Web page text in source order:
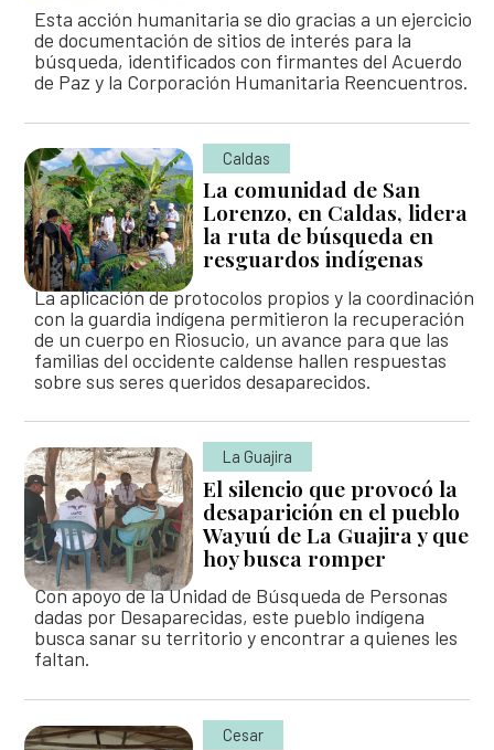
Esta acción humanitaria se dio gracias a un ejercicio
de documentación de sitios de interés para la
búsqueda, identificados con firmantes del Acuerdo
de Paz y la Corporación Humanitaria Reencuentros.
Caldas
La comunidad de San
Lorenzo, en Caldas, lidera
la ruta de búsqueda en
resguardos indígenas
La aplicación de protocolos propios y la coordinación
con la guardia indígena permitieron la recuperación
de un cuerpo en Riosucio, un avance para que las
familias del occidente caldense hallen respuestas
sobre sus seres queridos desaparecidos.
La Guajira
El silencio que provocó la
desaparición en el pueblo
Wayuú de La Guajira y que
hoy busca romper
Con apoyo de la Unidad de Búsqueda de Personas
dadas por Desaparecidas, este pueblo indígena
busca sanar su territorio y encontrar a quienes les
faltan.
Cesar